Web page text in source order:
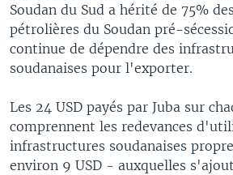
Soudan du Sud a hérité de 75%
pétrolières du Soudan pré-
continue de dépendre des
soudanaises pour l'exporter.
Les 24 USD payés par Juba sur
comprennent les redevances
infrastructures soudanaises
environ 9 USD - auxquelles